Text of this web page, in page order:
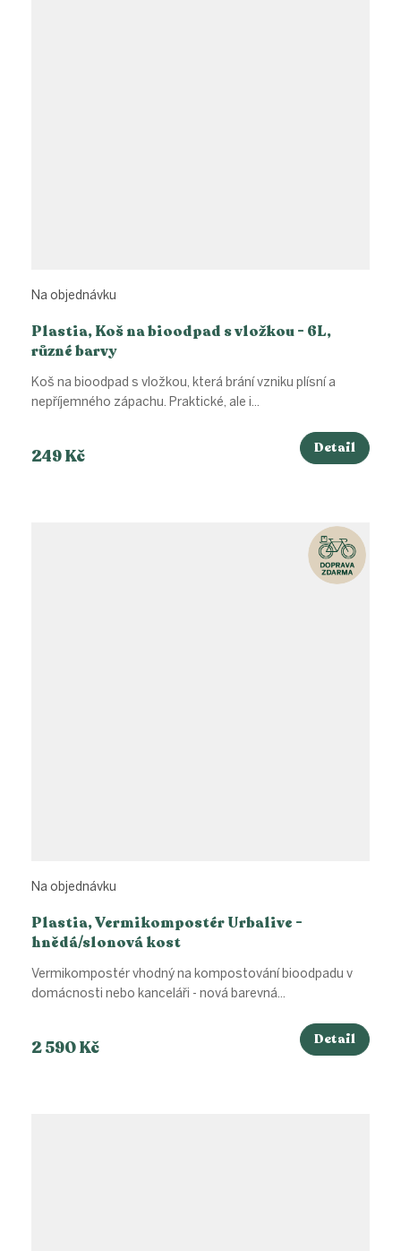
Plastia, Koš na bioodpad s vložkou - 6L,
různé barvy
Na objednávku
249 Kč Detail
Koš na bioodpad s vložkou, která brání vzniku plísní a
nepříjemného zápachu. Praktické, ale i...
Plastia, Vermikompostér Urbalive -
hnědá/slonová kost
Na objednávku
2 590 Kč Detail
Vermikompostér vhodný na kompostování bioodpadu v
domácnosti nebo kanceláři - nová barevná...